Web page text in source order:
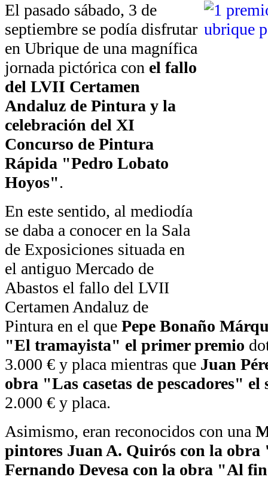
El pasado sábado, 3 de
septiembre se podía disfrutar
en Ubrique de una magnífica
jornada pictórica con el fallo
del LVII Certamen
Andaluz de Pintura y la
celebración del XI
Concurso de Pintura
Rápida "Pedro Lobato
Hoyos".
En este sentido, al mediodía
se daba a conocer en la Sala
de Exposiciones situada en
el antiguo Mercado de
Abastos el fallo del LVII
Certamen Andaluz de
Pintura en el que Pepe Bonaño
"El tramayista" el primer premio
3.000 € y placa mientras que Juan
obra "Las casetas de pescadores" el
2.000 € y placa.
Asimismo, eran reconocidos con una
pintores Juan A. Quirós con la
Fernando Devesa con la obra "Al